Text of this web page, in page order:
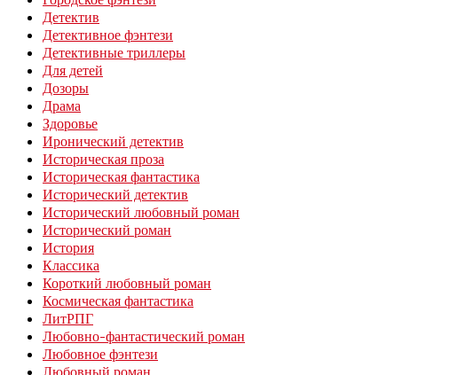
Детектив
Детективное фэнтези
Детективные триллеры
Для детей
Дозоры
Драма
Здоровье
Иронический детектив
Историческая проза
Историческая фантастика
Исторический детектив
Исторический любовный роман
Исторический роман
История
Классика
Короткий любовный роман
Космическая фантастика
ЛитРПГ
Любовно-фантастический роман
Любовное фэнтези